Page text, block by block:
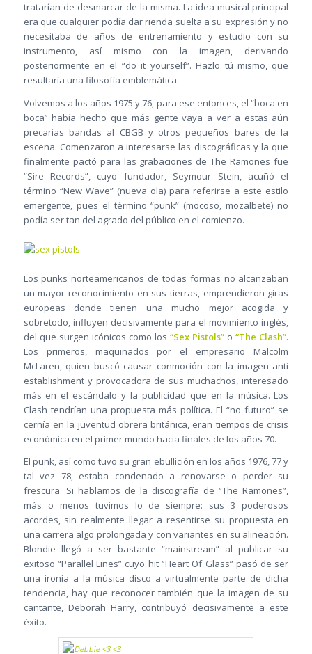
tratarían de desmarcar de la misma. La idea musical principal
era que cualquier podía dar rienda suelta a su expresión y no
necesitaba de años de entrenamiento y estudio con su
instrumento, así mismo con la imagen, derivando
posteriormente en el “do it yourself”. Hazlo tú mismo, que
resultaría una filosofía emblemática.
Volvemos a los años 1975 y 76, para ese entonces, el “boca en
boca” había hecho que más gente vaya a ver a estas aún
precarias bandas al CBGB y otros pequeños bares de la
escena. Comenzaron a interesarse las discográficas y la que
finalmente pactó para las grabaciones de The Ramones fue
“Sire Records”, cuyo fundador, Seymour Stein, acuñó el
término “New Wave” (nueva ola) para referirse a este estilo
emergente, pues el término “punk” (mocoso, mozalbete) no
podía ser tan del agrado del público en el comienzo.
Los punks norteamericanos de todas formas no alcanzaban
un mayor reconocimiento en sus tierras, emprendieron giras
europeas donde tienen una mucho mejor acogida y
sobretodo, influyen decisivamente para el movimiento inglés,
del que surgen icónicos como los“Sex Pistols” o“The Clash”.
Los primeros, maquinados por el empresario Malcolm
McLaren, quien buscó causar conmoción con la imagen anti
establishment y provocadora de sus muchachos, interesado
más en el escándalo y la publicidad que en la música. Los
Clash tendrían una propuesta más política. El “no futuro” se
cernía en la juventud obrera británica, eran tiempos de crisis
económica en el primer mundo hacia finales de los años 70.
El punk, así como tuvo su gran ebullición en los años 1976, 77 y
tal vez 78, estaba condenado a renovarse o perder su
frescura. Si hablamos de la discografía de “The Ramones”,
más o menos tuvimos lo de siempre: sus 3 poderosos
acordes, sin realmente llegar a resentirse su propuesta en
una carrera algo prolongada y con variantes en su alineación.
Blondie llegó a ser bastante “mainstream” al publicar su
exitoso “Parallel Lines” cuyo hit “Heart Of Glass” pasó de ser
una ironía a la música disco a virtualmente parte de dicha
tendencia, hay que reconocer también que la imagen de su
cantante, Deborah Harry, contribuyó decisivamente a este
éxito.